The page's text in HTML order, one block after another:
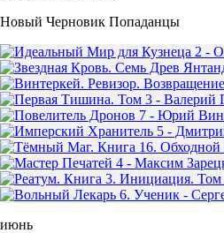
Новый Черновик Попаданцы
июнь